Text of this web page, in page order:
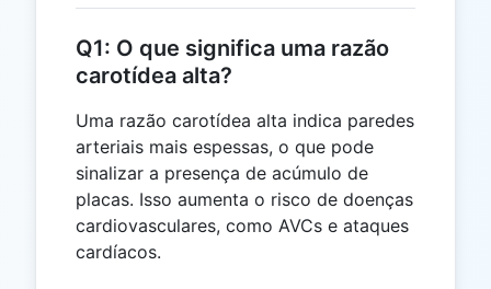
Q1: O que significa uma razão
carotídea alta?
Uma razão carotídea alta indica paredes
arteriais mais espessas, o que pode
sinalizar a presença de acúmulo de
placas. Isso aumenta o risco de doenças
cardiovasculares, como AVCs e ataques
cardíacos.